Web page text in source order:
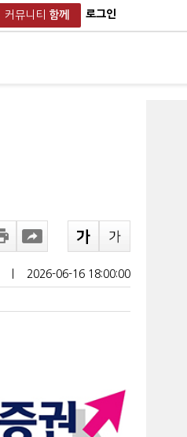
커뮤니티 함께 로그인
2026-06-16 18:00:00